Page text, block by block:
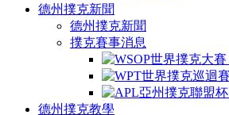
德州撲克新聞
德州撲克新聞
撲克賽事消息
德州撲克教學